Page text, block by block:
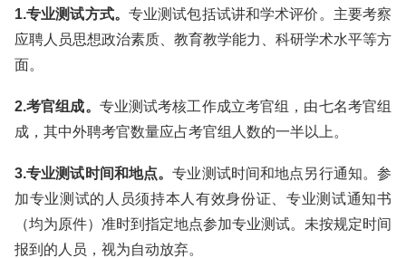
1.专业测试方式。 专业测试包括试讲和学术评价。主要考察
应聘人员思想政治素质、教育教学能力、科研学术水平等方
面。
2.考官组成。 专业测试考核工作成立考官组，由七名考官组
成，其中外聘考官数量应占考官组人数的一半以上。
3.专业测试时间和地点。专业测试时间和地点另行通知。参
加专业测试的人员须持本人有效身份证、专业测试通知书
（均为原件）准时到指定地点参加专业测试。未按规定时间
报到的人员，视为自动放弃。